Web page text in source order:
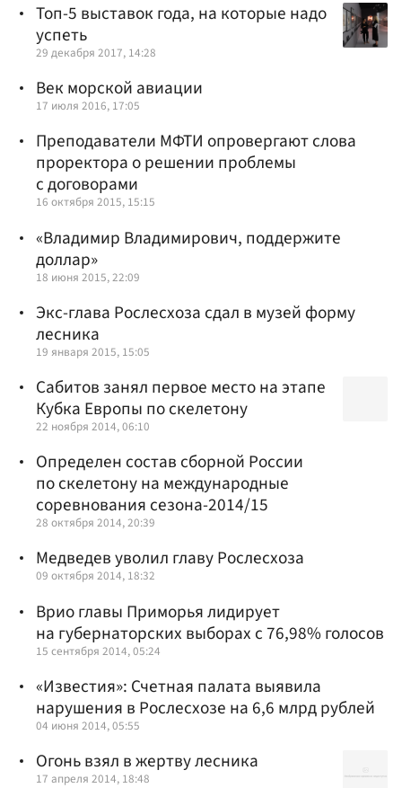
Топ-5 выставок года, на которые надо
успеть
29 декабря 2017, 14:28
Век морской авиации
17 июля 2016, 17:05
Преподаватели МФТИ опровергают слова
проректора о решении проблемы
с договорами
16 октября 2015, 15:15
«Владимир Владимирович, поддержите
доллар»
18 июня 2015, 22:09
Экс-глава Рослесхоза сдал в музей форму
лесника
19 января 2015, 15:05
Сабитов занял первое место на этапе
Кубка Европы по скелетону
22 ноября 2014, 06:10
Определен состав сборной России
по скелетону на международные
соревнования сезона-2014/15
28 октября 2014, 20:39
Медведев уволил главу Рослесхоза
09 октября 2014, 18:32
Врио главы Приморья лидирует
на губернаторских выборах с 76,98% голосов
15 сентября 2014, 05:24
«Известия»: Счетная палата выявила
нарушения в Рослесхозе на 6,6 млрд рублей
04 июня 2014, 05:55
Огонь взял в жертву лесника
17 апреля 2014, 18:48